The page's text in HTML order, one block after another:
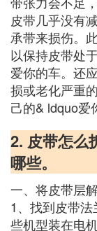
皮带几乎没有
承带来损伤。
以保持皮带处
爱你的车。还
损或老化严重
己的& ldquo爱
2. 皮带怎么
哪些。
一、将皮带层
1、找到皮带
些机型装在电